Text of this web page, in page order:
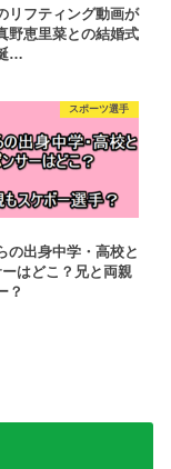
リフティング動画が
野恵里菜との結婚式
…
スポーツ選手
の出身中学・高校と
はどこ？兄と両親
？